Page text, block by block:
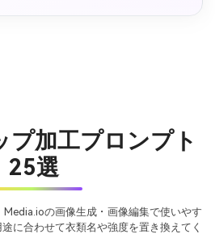
プ加工プロンプト
25選
Media.ioの画像生成・画像編集で使いやす
に合わせて衣類名や強度を置き換えてく